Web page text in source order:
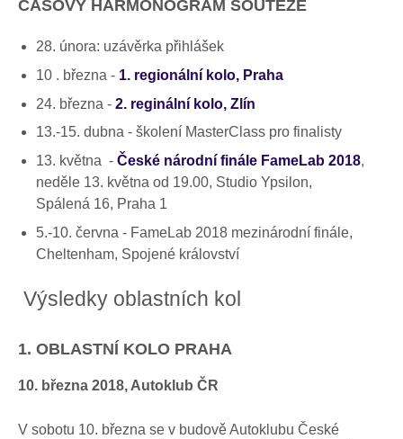
ČASOVÝ HARMONOGRAM SOUTĚŽE
28. února: uzávěrka přihlášek
10 . března - 1. regionální kolo, Praha
24. března - 2. reginální kolo, Zlín
13.-15. dubna - školení MasterClass pro finalisty
13. května - České národní finále FameLab 2018,
neděle 13. května od 19.00, Studio Ypsilon,
Spálená 16, Praha 1
5.-10. června - FameLab 2018 mezinárodní finále,
Cheltenham, Spojené království
Výsledky oblastních kol
1. OBLASTNÍ KOLO PRAHA
10. března 2018, Autoklub ČR
V sobotu 10. března se v budově Autoklubu České